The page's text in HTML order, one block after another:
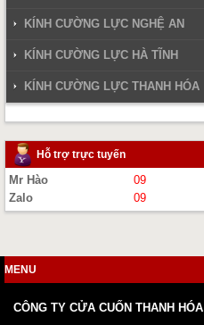
KÍNH CƯỜNG LỰC NGHỆ AN
KÍNH CƯỜNG LỰC HÀ TĨNH
KÍNH CƯỜNG LỰC THANH HÓA
Hỗ trợ trực tuyến
Mr Hào
09
Zalo
09
MENU
CÔNG TY CỬA CUỐN THANH HÓA